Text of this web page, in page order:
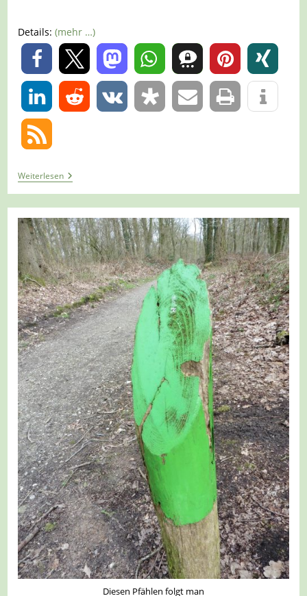
Details:(mehr …)
0
0
WeiterlesenTour
928
–
Niederlande
–
Wellerlooi
–
Die
Rollstuhlroute
Diesen Pfählen folgt man